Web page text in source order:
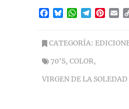
c
e
o
k
u
e
k
W
a
t
A
p
T
l
e
r
m
n
t
s
a
i
CATEGORÍA:
70'S, COLOR,
VIRGEN DE LA SOLEDAD